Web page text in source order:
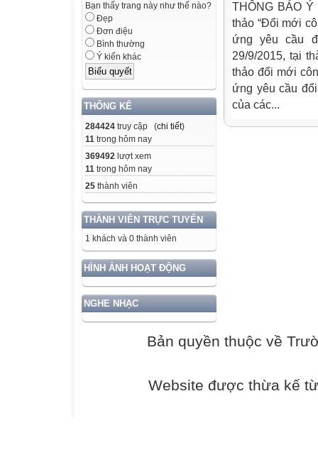
Bạn thấy trang này như thế nào?
Đẹp
Đơn điệu
Bình thường
Ý kiến khác
THỐNG KÊ
284424 truy cập (chi tiết)
11 trong hôm nay
369492 lượt xem
11 trong hôm nay
25 thành viên
THÀNH VIÊN TRỰC TUYẾN
1 khách và 0 thành viên
HÌNH ẢNH HOẠT ĐỘNG
NGHE NHẠC
THÔNG BÁO
thảo “Đổi mới
ứng yêu cầu
29/9/2015, tại
thảo đổi mới
ứng yêu cầu
của các...
Bản quyền thuộc về
Website được thừa kế